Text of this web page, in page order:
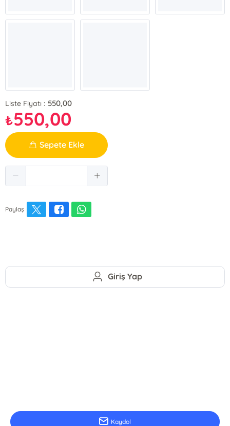
Liste Fiyatı : 550,00
₺550,00
Sepete Ekle
Paylaş
Giriş Yap
Kaydol